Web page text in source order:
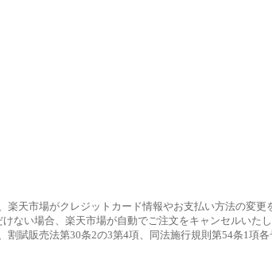
天市場がクレジットカード情報やお支払い方法の変更
ない場合、楽天市場が自動でご注文をキャンセルいたし
賦販売法第30条2の3第4項、同法施行規則第54条1項